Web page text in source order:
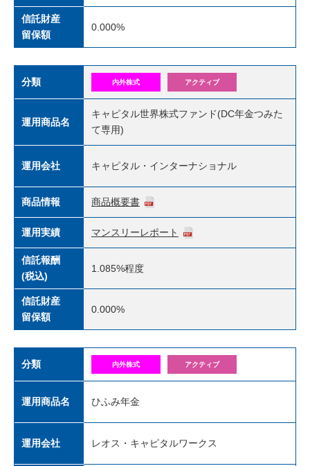
信託財産
留保額
0.000%
分類 内外株式 アクティブ
運用商品名
キャピタル世界株式ファンド(DC年金つみた
て専用)
運用会社 キャピタル・インターナショナル
商品情報 商品概要書
運用実績 マンスリーレポート
信託報酬
(税込)
1.085%程度
信託財産
留保額
0.000%
分類 内外株式 アクティブ
運用商品名 ひふみ年金
運用会社 レオス・キャピタルワークス